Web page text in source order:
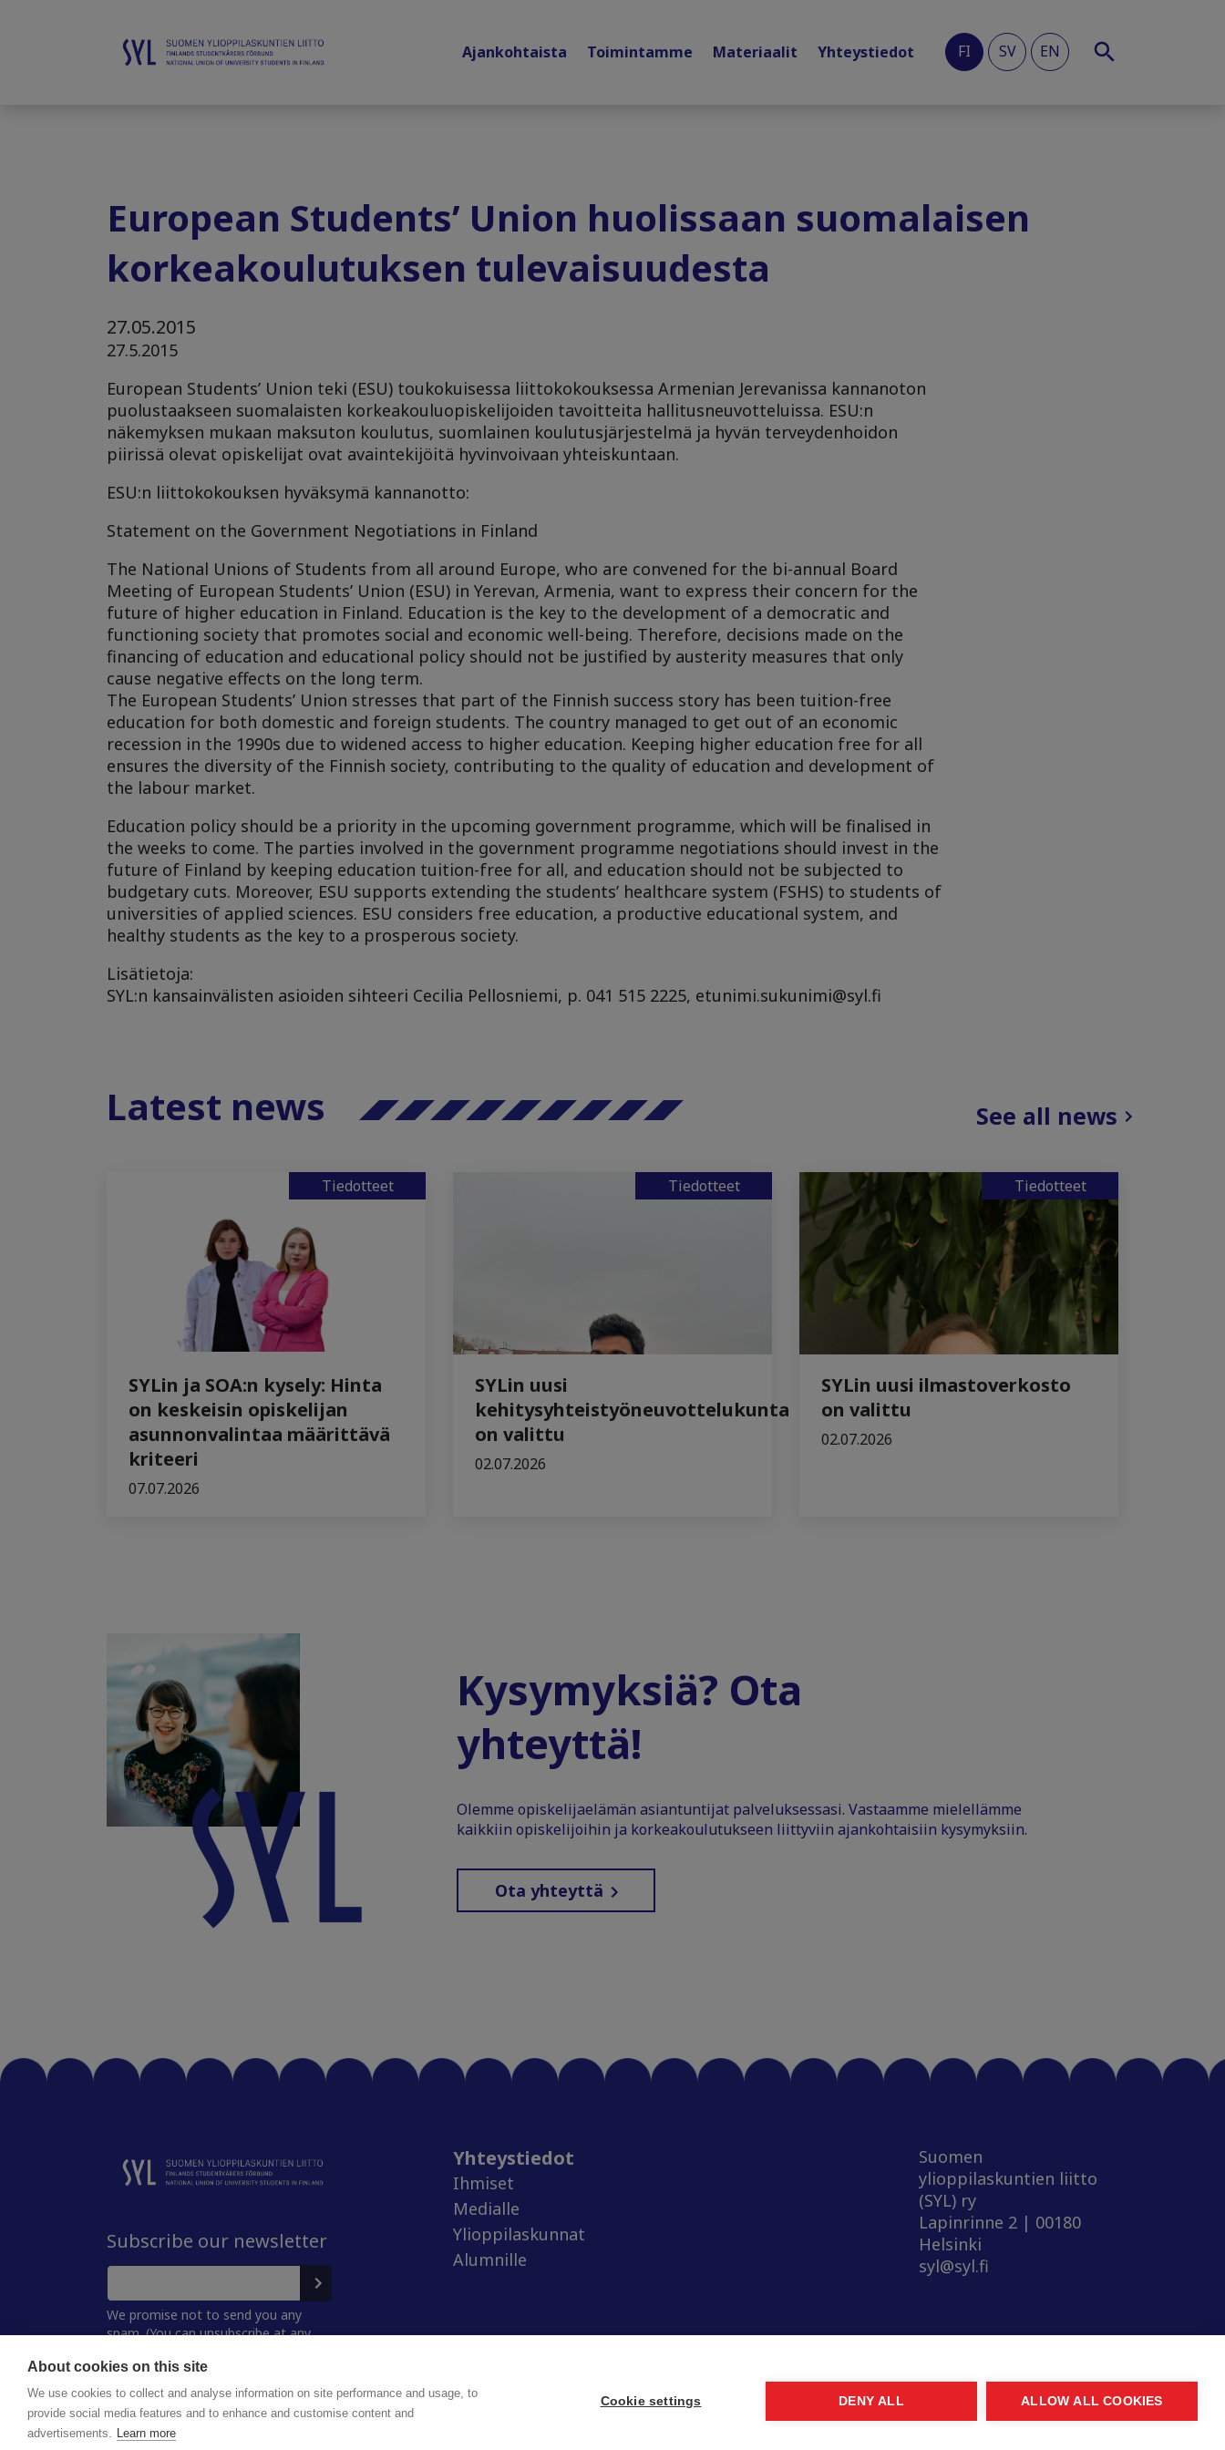
About cookies on this site
We use cookies to collect and analyse information on site performance and usage, to
provide social media features and to enhance and customise content and
advertisements. Learn more
Cookie settings DENY ALL ALLOW ALL COOKIES
Ajankohtaista Toimintamme Materiaalit Yhteystiedot FI SV EN
European Students’ Union huolissaan suomalaisen
korkeakoulutuksen tulevaisuudesta
27.05.2015
27.5.2015
European Students’ Union teki (ESU) toukokuisessa liittokokouksessa Armenian Jerevanissa kannanoton
puolustaakseen suomalaisten korkeakouluopiskelijoiden tavoitteita hallitusneuvotteluissa. ESU:n
näkemyksen mukaan maksuton koulutus, suomlainen koulutusjärjestelmä ja hyvän terveydenhoidon
piirissä olevat opiskelijat ovat avaintekijöitä hyvinvoivaan yhteiskuntaan.
ESU:n liittokokouksen hyväksymä kannanotto:
Statement on the Government Negotiations in Finland
The National Unions of Students from all around Europe, who are convened for the bi-annual Board
Meeting of European Students’ Union (ESU) in Yerevan, Armenia, want to express their concern for the
future of higher education in Finland. Education is the key to the development of a democratic and
functioning society that promotes social and economic well-being. Therefore, decisions made on the
financing of education and educational policy should not be justified by austerity measures that only
cause negative effects on the long term.
The European Students’ Union stresses that part of the Finnish success story has been tuition-free
education for both domestic and foreign students. The country managed to get out of an economic
recession in the 1990s due to widened access to higher education. Keeping higher education free for all
ensures the diversity of the Finnish society, contributing to the quality of education and development of
the labour market.
Education policy should be a priority in the upcoming government programme, which will be finalised in
the weeks to come. The parties involved in the government programme negotiations should invest in the
future of Finland by keeping education tuition-free for all, and education should not be subjected to
budgetary cuts. Moreover, ESU supports extending the students’ healthcare system (FSHS) to students of
universities of applied sciences. ESU considers free education, a productive educational system, and
healthy students as the key to a prosperous society.
Lisätietoja:
SYL:n kansainvälisten asioiden sihteeri Cecilia Pellosniemi, p. 041 515 2225, etunimi.sukunimi@syl.fi
Latest news See all news
Tiedotteet
SYLin ja SOA:n kysely: Hinta
on keskeisin opiskelijan
asunnonvalintaa määrittävä
kriteeri
07.07.2026
Tiedotteet
SYLin uusi
kehitysyhteistyöneuvottelukunta
on valittu
02.07.2026
Tiedotteet
SYLin uusi ilmastoverkosto
on valittu
02.07.2026
Kysymyksiä? Ota
yhteyttä!
Olemme opiskelijaelämän asiantuntijat palveluksessasi. Vastaamme mielellämme
kaikkiin opiskelijoihin ja korkeakoulutukseen liittyviin ajankohtaisiin kysymyksiin.
Ota yhteyttä
Subscribe our newsletter
We promise not to send you any
spam. (You can unsubscribe at any
Yhteystiedot
Ihmiset
Medialle
Ylioppilaskunnat
Alumnille
Suomen
ylioppilaskuntien liitto
(SYL) ry
Lapinrinne 2 | 00180
Helsinki
syl@syl.fi
Privacy policy